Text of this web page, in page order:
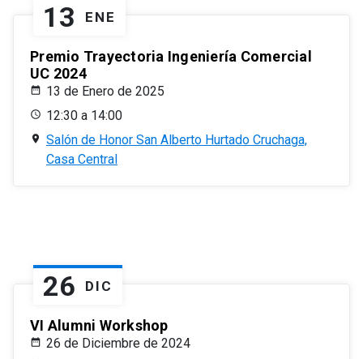
13 ENE
Premio Trayectoria Ingeniería Comercial
UC 2024
13 de Enero de 2025
12:30 a 14:00
Salón de Honor San Alberto Hurtado Cruchaga,
Casa Central
26 DIC
VI Alumni Workshop
26 de Diciembre de 2024